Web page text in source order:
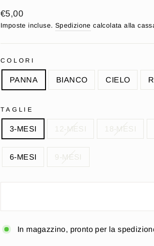
Prezzo
di
€5,00
Imposte incluse. Spedizione calcolata alla
COLORI
PANNA BIANCO CIELO
TAGLIE
3-MESI 12-MESI 18-MESI
6-MESI 9-MESI
In magazzino, pronto per la